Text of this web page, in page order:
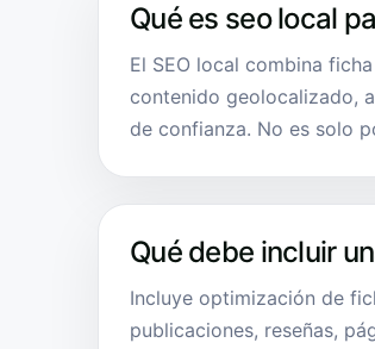
Qué es seo local
El SEO local combina
contenido geolocalizado,
de confianza. No es solo
Qué debe incluir
Incluye optimización de
publicaciones, reseñas,